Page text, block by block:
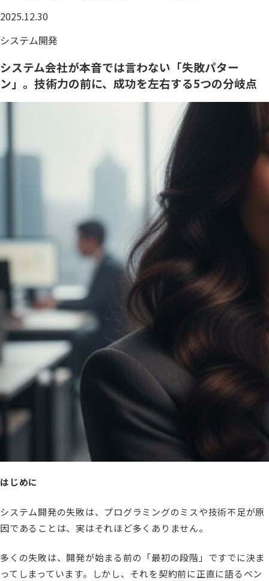
2025.12.30
システム開発
システム会社が本音では言わない「失敗パター
ン」。技術力の前に、成功を左右する5つの分岐点
はじめに
システム開発の失敗は、プログラミングのミスや技術不足が原
因であることは、実はそれほど多くありません。
多くの失敗は、開発が始まる前の「最初の段階」ですでに決ま
ってしまっています。しかし、それを契約前に正直に語るベン